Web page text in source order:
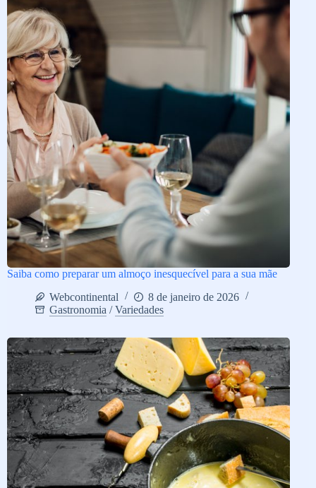
Saiba como preparar um almoço inesquecível para a sua mãe
Webcontinental
8 de janeiro de 2026
Gastronomia /Variedades